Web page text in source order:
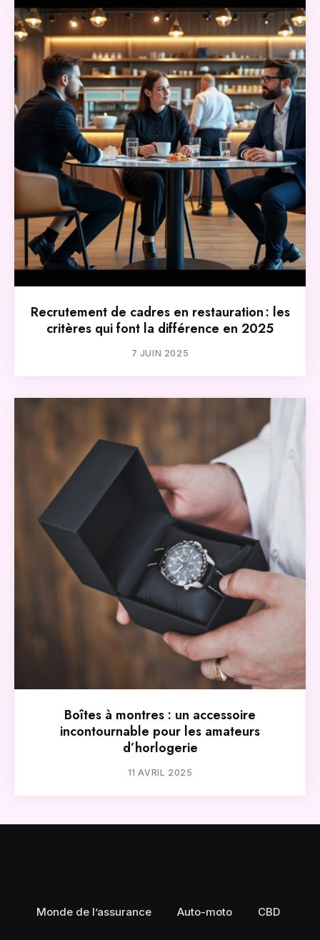
Recrutement de cadres en restauration : les
critères qui font la différence en 2025
7 JUIN 2025
Boîtes à montres : un accessoire
incontournable pour les amateurs
d’horlogerie
11 AVRIL 2025
Monde de l’assurance Auto-moto CBD